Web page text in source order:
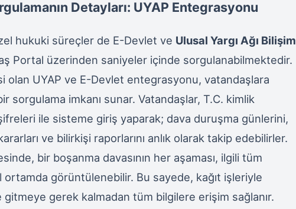
Detayları: UYAP Entegrasyonu
hukuki süreçler de E-Devlet ve Ulusal Yargı Ağı Bilişim
Portal üzerinden saniyeler içinde sorgulanabilmektedir.
olan UYAP ve E-Devlet entegrasyonu, vatandaşlara
sorgulama imkanı sunar. Vatandaşlar, T.C. kimlik
ile sisteme giriş yaparak; dava duruşma günlerini,
ve bilirkişi raporlarını anlık olarak takip edebilirler.
bir boşanma davasının her aşaması, ilgili tüm
ortamda görüntülenebilir. Bu sayede, kağıt işleriyle
gerek kalmadan tüm bilgilere erişim sağlanır.